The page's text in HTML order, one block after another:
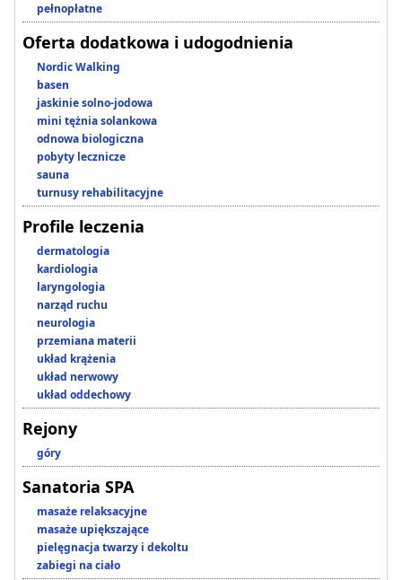
pełnopłatne
Oferta dodatkowa i udogodnienia
Nordic Walking
basen
jaskinie solno-jodowa
mini tężnia solankowa
odnowa biologiczna
pobyty lecznicze
sauna
turnusy rehabilitacyjne
Profile leczenia
dermatologia
kardiologia
laryngologia
narząd ruchu
neurologia
przemiana materii
układ krążenia
układ nerwowy
układ oddechowy
Rejony
góry
Sanatoria SPA
masaże relaksacyjne
masaże upiększające
pielęgnacja twarzy i dekoltu
zabiegi na ciało